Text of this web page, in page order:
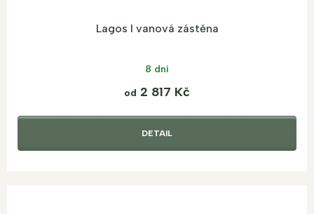
Lagos I vanová zástěna
8 dní
od 2 817 Kč
DETAIL